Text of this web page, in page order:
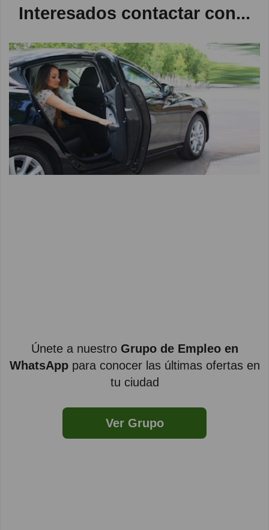
Interesados contactar con...
Únete a nuestro Grupo de Empleo en
WhatsApppara conocer las últimas ofertas en
tu ciudad
Ver Grupo